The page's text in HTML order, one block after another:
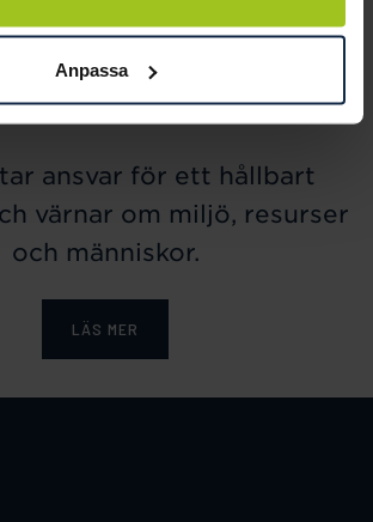
Anpassa
multicolour rainbow
ansvar för ett hållbart
värnar om miljö, resurser
och människor.
LÄS MER